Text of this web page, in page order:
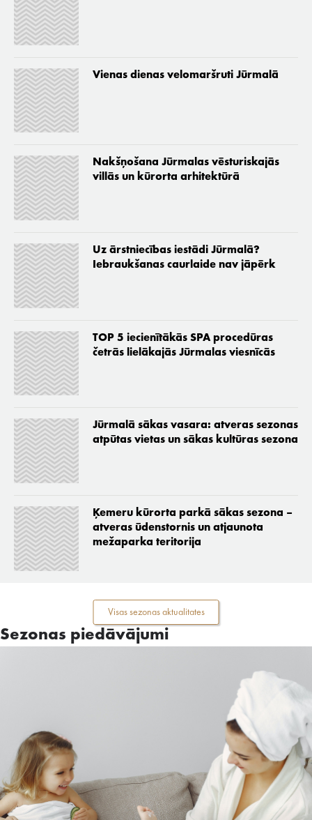
Vienas dienas velomaršruti Jūrmalā
Nakšņošana Jūrmalas vēsturiskajās
villās un kūrorta arhitektūrā
Uz ārstniecības iestādi Jūrmalā?
Iebraukšanas caurlaide nav jāpērk
TOP 5 iecienītākās SPA procedūras
četrās lielākajās Jūrmalas viesnīcās
Jūrmalā sākas vasara: atveras sezonas
atpūtas vietas un sākas kultūras sezona
Ķemeru kūrorta parkā sākas sezona –
atveras ūdenstornis un atjaunota
mežaparka teritorija
Visas sezonas aktualitates
Sezonas piedāvājumi